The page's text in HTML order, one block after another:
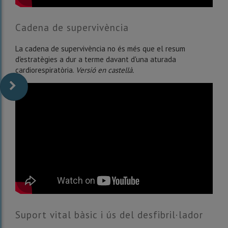
Cadena de supervivència
La cadena de supervivència no és més que el resum
d'estratègies a dur a terme davant d'una aturada
cardiorespiratòria. Versió en castellà.
Suport vital bàsic i ús del desfibril·lador